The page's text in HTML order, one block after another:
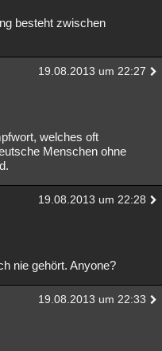
besteht zwischen
19.08.2013 um 22:27
welches oft
Menschen ohne
19.08.2013 um 22:28
nie gehört. Anyone?
19.08.2013 um 22:33